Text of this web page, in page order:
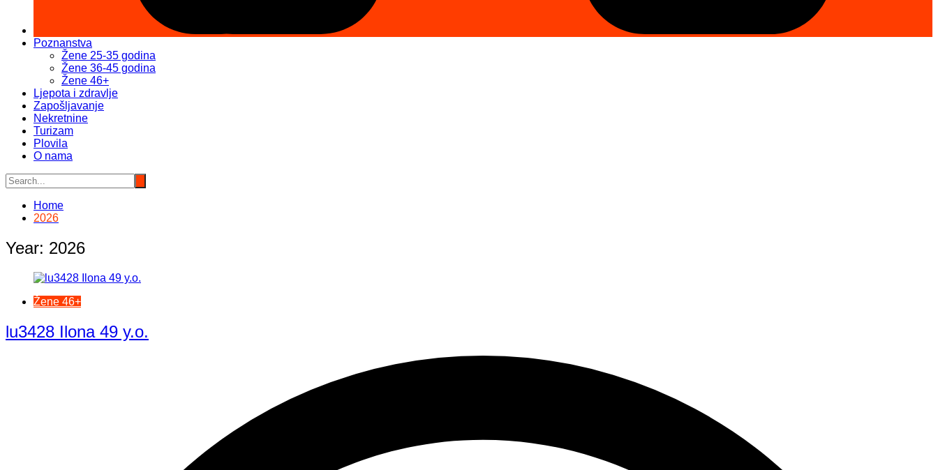
Poznanstva
Žene 25-35 godina
Žene 36-45 godina
Žene 46+
Ljepota i zdravlje
Zapošljavanje
Nekretnine
Turizam
Plovila
O nama
Home
2026
Year: 2026
Žene 46+
lu3428 Ilona 49 y.o.